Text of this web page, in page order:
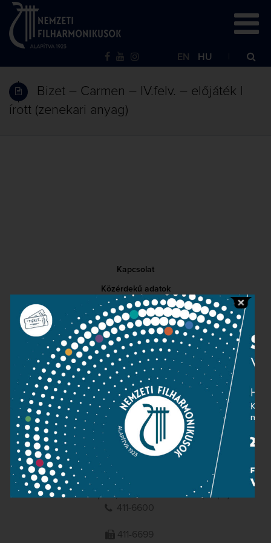
EN HU
Bizet – Carmen – IV.felv. – előjáték |
írott (zenekari anyag)
Kapcsolat
Közérdekű adatok
Sajtószoba
Adatvédelem
Impresszum
NEMZETI
FILHARMONIKUSOK
1095 Budapest, Komor Marcell u. 1. (Müpa)
411-6600
411-6699